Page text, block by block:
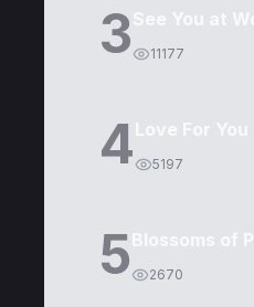
3 11177
4 5197
5 2670